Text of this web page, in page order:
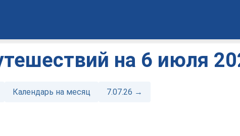
на 6 июля
Календарь на месяц 7.07.26 →